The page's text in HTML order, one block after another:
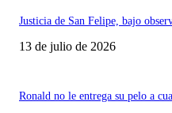
Justicia de San Felipe, bajo
13 de julio de 2026
Ronald no le entrega su pelo a